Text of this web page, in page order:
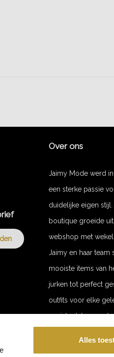
Alles
Over ons
Jaimy Mode werd
een sterke passie
duidelijke eigen
boutique groeide
webshop met
Jaimy en haar
mooiste items van
jurken tot perfect
outfits voor elke
socials delen we